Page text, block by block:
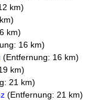
km)
km)
16 km)
(Entfernung: 16 km)
km)
21 km)
(Entfernung: 21 km)